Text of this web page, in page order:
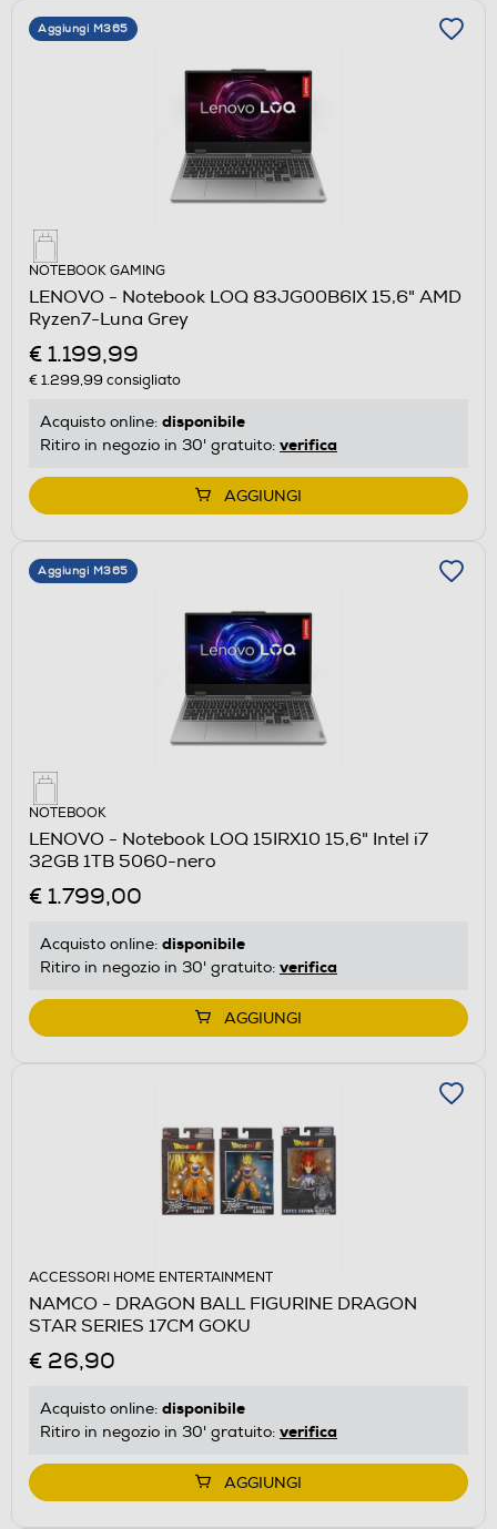
Aggiungi M365
NOTEBOOK GAMING
LENOVO - Notebook LOQ 83JG00B6IX 15,6" AMD
Ryzen7-Luna Grey
€ 1.199,99
€ 1.299,99 consigliato
Acquisto online: disponibile
Ritiro in negozio in 30' gratuito: verifica
AGGIUNGI
Aggiungi M365
NOTEBOOK
LENOVO - Notebook LOQ 15IRX10 15,6" Intel i7
32GB 1TB 5060-nero
€ 1.799,00
Acquisto online: disponibile
Ritiro in negozio in 30' gratuito: verifica
AGGIUNGI
ACCESSORI HOME ENTERTAINMENT
NAMCO - DRAGON BALL FIGURINE DRAGON
STAR SERIES 17CM GOKU
€ 26,90
Acquisto online: disponibile
Ritiro in negozio in 30' gratuito: verifica
AGGIUNGI